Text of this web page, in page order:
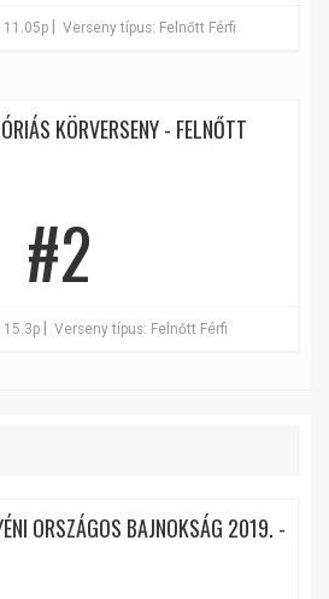
Verseny típus: Felnőtt Férfi
KÖRVERSENY - FELNŐTT
#2
Verseny típus: Felnőtt Férfi
ORSZÁGOS BAJNOKSÁG 2019. -